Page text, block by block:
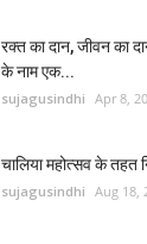
रक्त का दान, जीवन का
के नाम एक...
sujagusindhi Apr 8,
चालिया महोत्सव के तहत
sujagusindhi Aug 18,